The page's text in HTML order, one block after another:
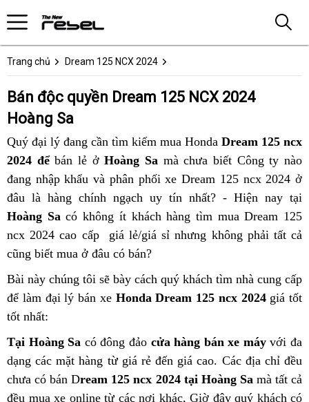
Trang chủ Dream 125 NCX 2024
Bán độc quyền Dream 125 NCX 2024
Hoàng Sa
Quý đại lý đang cần tìm kiếm mua Honda Dream 125 ncx
2024 đểbán lẻ ởHoàng Sa mà chưa biết Công ty nào
đang nhập khẩu và phân phối xe Dream 125 ncx 2024 ở
đâu là hàng chính ngạch uy tín nhất? - Hiện nay tại
Hoàng Sacó không ít khách hàng tìm mua Dream 125
ncx 2024 cao cấp giá lẻ/giá sỉ nhưng không phải tất cả
cũng biết mua ở đâu có bán?
Bài này chúng tôi sẽ bày cách quý khách tìm nhà cung cấp
để làm đại lý bán xe Honda Dream 125 ncx 2024giá tốt
tốt nhất:
Tại Hoàng Sa có đông đảo cửa hàng bán xe máyvới đa
dạng các mặt hàng từ giá rẻ đến giá cao. Các địa chỉ đều
chưa có bán Dream 125 ncx 2024 tại Hoàng Samà tất cả
đều mua xe online từ các nơi khác, Giờ đây quý khách có